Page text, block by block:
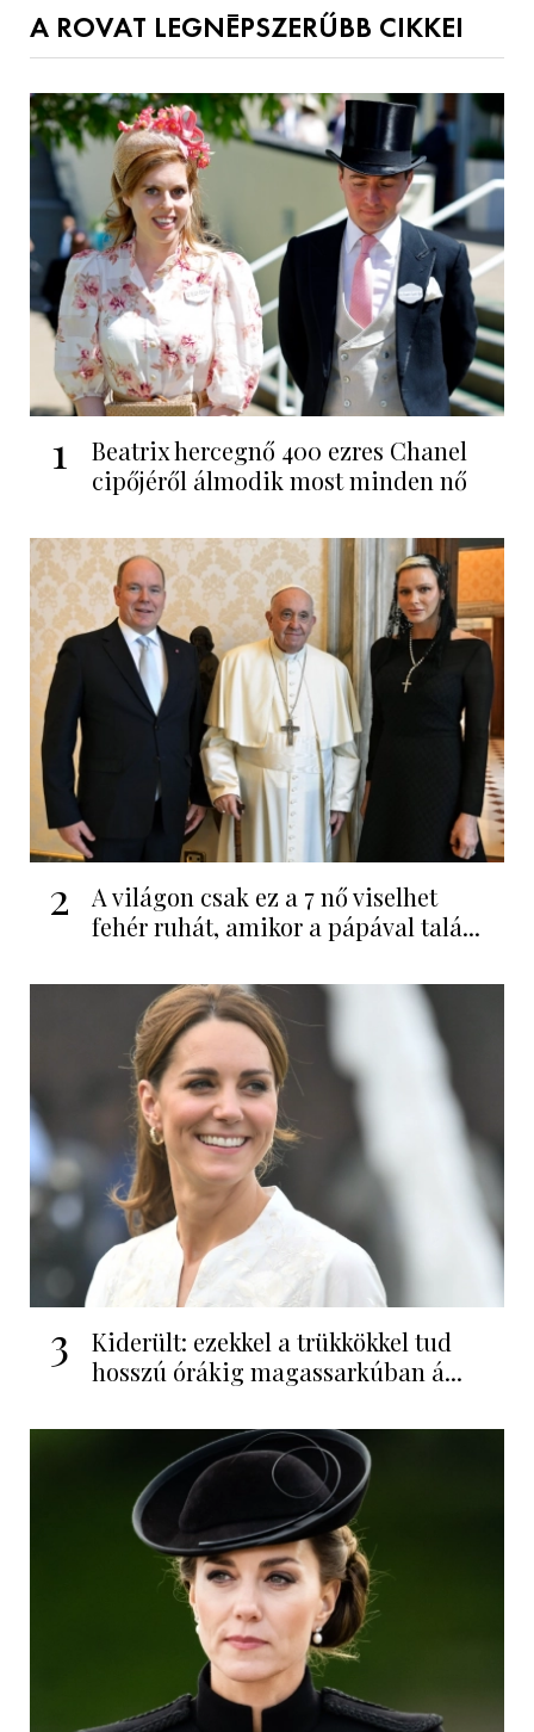
A ROVAT LEGNÉPSZERŰBB CIKKEI
1
Beatrix hercegnő 400 ezres Chanel
cipőjéről álmodik most minden nő
2
A világon csak ez a 7 nő viselhet
fehér ruhát, amikor a pápával talá...
3
Kiderült: ezekkel a trükkökkel tud
hosszú órákig magassarkúban á...